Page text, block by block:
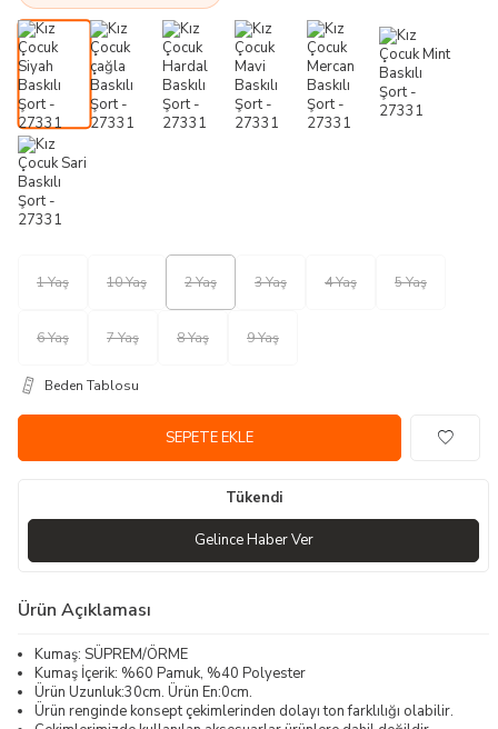
1 Yaş 10 Yaş 2 Yaş 3 Yaş 4 Yaş 5 Yaş
6 Yaş 7 Yaş 8 Yaş 9 Yaş
Beden Tablosu
SEPETE EKLE
Tükendi
Gelince Haber Ver
Ürün Açıklaması
Kumaş: SÜPREM/ÖRME
Kumaş İçerik: %60 Pamuk, %40 Polyester
Ürün Uzunluk:30cm. Ürün En:0cm.
Ürün renginde konsept çekimlerinden dolayı ton farklılığı olabilir.